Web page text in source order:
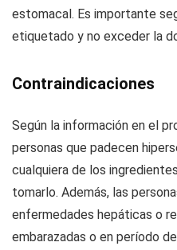
estomacal. Es importante
etiquetado y no exceder la
Contraindicaciones
Según la información en el
personas que padecen
cualquiera de los
tomarlo. Además, las
enfermedades hepáticas o
embarazadas o en período